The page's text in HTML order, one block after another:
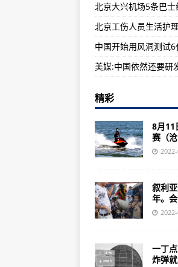
世界
第二
城市
北京大兴机场5条巴
北京工伤人员生活护
中国开始用风洞测试
精彩
8月11
赛（
叙利
年。
一丁
炸弹